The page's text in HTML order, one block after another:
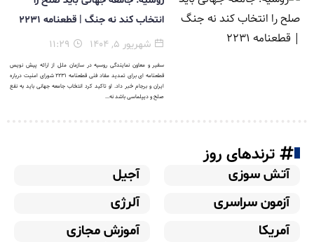
انتخاب کند نه جنگ | قطعنامه ۲۲۳۱
شهریور ۵, ۱۴۰۴
سفیر و معاون نمایندگی روسیه در سازمان ملل از ارائه پیش نویس
قطعنامه ای برای تمدید مفاد فنی قطعنامه ۲۲۳۱ شورای امنیت درباره
ایران و برجام خبر داد. او تاکید کرد انتخاب جامعه جهانی باید به نفع
صلح و دیپلماسی باشد نه...
ترندهای روز
آتش سوزی
آجیل
آزمون سراسری
آلرژی
آمریکا
آموزش مجازی